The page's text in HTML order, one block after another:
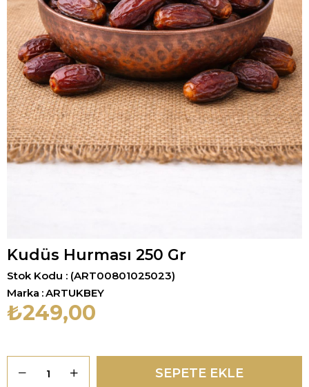
Kudüs Hurması 250 Gr
Stok Kodu
(ART00801025023)
Marka :ARTUKBEY
₺249,00